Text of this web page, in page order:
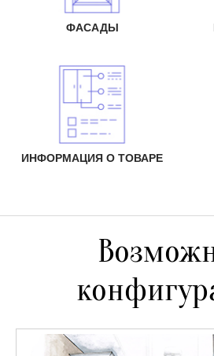
ФАСАДЫ
ИНФОРМАЦИЯ О ТОВАРЕ